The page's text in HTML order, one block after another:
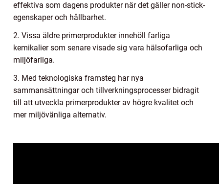
effektiva som dagens produkter när det gäller non-stick-
egenskaper och hållbarhet.
2. Vissa äldre primerprodukter innehöll farliga
kemikalier som senare visade sig vara hälsofarliga och
miljöfarliga.
3. Med teknologiska framsteg har nya
sammansättningar och tillverkningsprocesser bidragit
till att utveckla primerprodukter av högre kvalitet och
mer miljövänliga alternativ.